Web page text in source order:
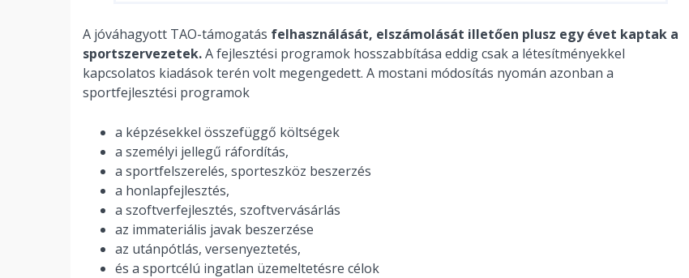
A jóváhagyott TAO-támogatás felhasználását, elszámolását illetően plusz egy évet kaptak a
sportszervezetek.A fejlesztési programok hosszabbítása eddig csak a létesítményekkel
kapcsolatos kiadások terén volt megengedett. A mostani módosítás nyomán azonban a
sportfejlesztési programok
a képzésekkel összefüggő költségek
a személyi jellegű ráfordítás,
a sportfelszerelés, sporteszköz beszerzés
a honlapfejlesztés,
a szoftverfejlesztés, szoftvervásárlás
az immateriális javak beszerzése
az utánpótlás, versenyeztetés,
és a sportcélú ingatlan üzemeltetésre célok